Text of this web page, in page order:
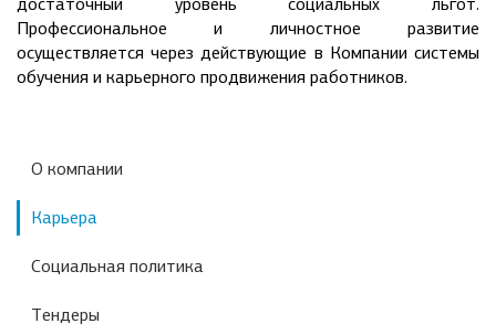
Профессиональное и личностное развитие
осуществляется через действующие в Компании системы
обучения и карьерного продвижения работников.
О компании
Карьера
Социальная политика
Тендеры